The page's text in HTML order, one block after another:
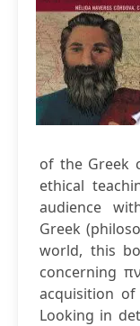
of the Greek
ethical
audience
Greek
world, this
concerning
acquisition of
Looking in